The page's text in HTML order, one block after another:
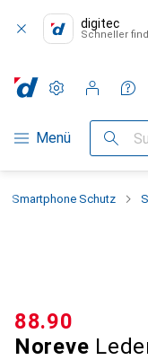
digitec
Schneller
Navigation nach
Menü Suche
Einstellungen
Kundenkonto
Vergleichslisten
Merklisten
Warenkorb
Smartphone Schutz
Noreve
CHF
88.90